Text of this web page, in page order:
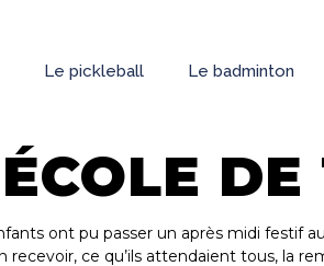
Le pickleball Le badminton
ont pu passer un après midi festif
ce qu’ils attendaient tous, la